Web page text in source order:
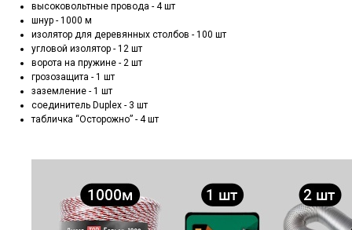
высоковольтные провода - 4 шт
шнур - 1000 м
изолятор для деревянных столбов - 100 шт
угловой изолятор - 12 шт
ворота на пружине - 2 шт
грозозащита - 1 шт
заземление - 1 шт
соединитель Duplex - 3 шт
табличка “Осторожно” - 4 шт